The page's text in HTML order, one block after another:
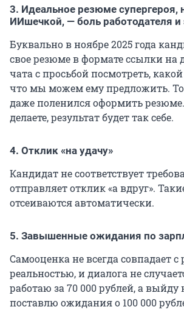
3. Идеальное резюме супергероя,
ИИшечкой, — боль работодателя и
Буквально в ноябре 2025 года
свое резюме в формате ссылки на
чата с просьбой посмотреть,
что мы можем ему предложить. То
даже поленился оформить
делаете, результат будет так себе.
4. Отклик «на удачу»
Кандидат не соответствует
отправляет отклик «а вдруг».
отсеиваются автоматически.
5. Завышенные ожидания по
Самооценка не всегда совпадает
реальностью, и диалога не
работаю за70 000рублей, а выйду
поставлю ожидания о 100 000